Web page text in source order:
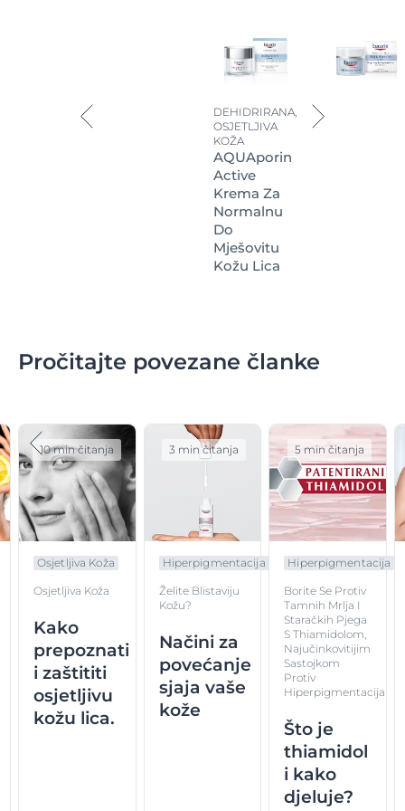
DEHIDRIRANA,
OSJETLJIVA
KOŽA
AQUAporin
Active
Krema Za
Normalnu
Do
Mješovitu
Kožu Lica
Pročitajte povezane članke
Osjetljiva Koža
Osjetljiva Koža
Kako
prepoznati
i zaštititi
osjetljivu
kožu lica.
10 min čitanja
Hiperpigmentacija
Želite Blistaviju
Kožu?
Načini za
povećanje
sjaja vaše
kože
3 min čitanja
Hiperpigmentacija
Borite Se Protiv
Tamnih Mrlja I
Staračkih Pjega
S Thiamidolom,
Najučinkovitijim
Sastojkom
Protiv
Hiperpigmentacija
Što je
thiamidol
i kako
djeluje?
5 min čitanja